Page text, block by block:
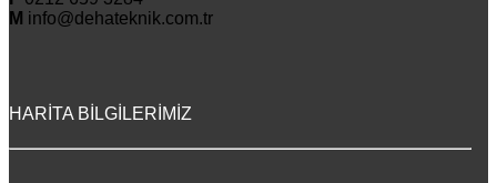
M info@dehateknik.com.tr
HARİTA BİLGİLERİMİZ